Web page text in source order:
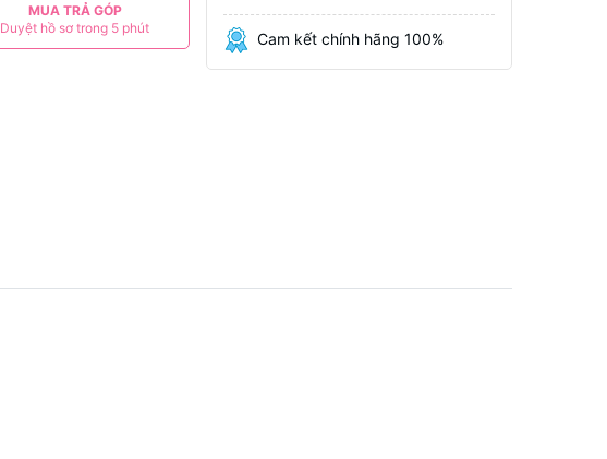
MUA TRẢ GÓP
Duyệt hồ sơ trong 5 phút
Cam kết chính hãng 100%